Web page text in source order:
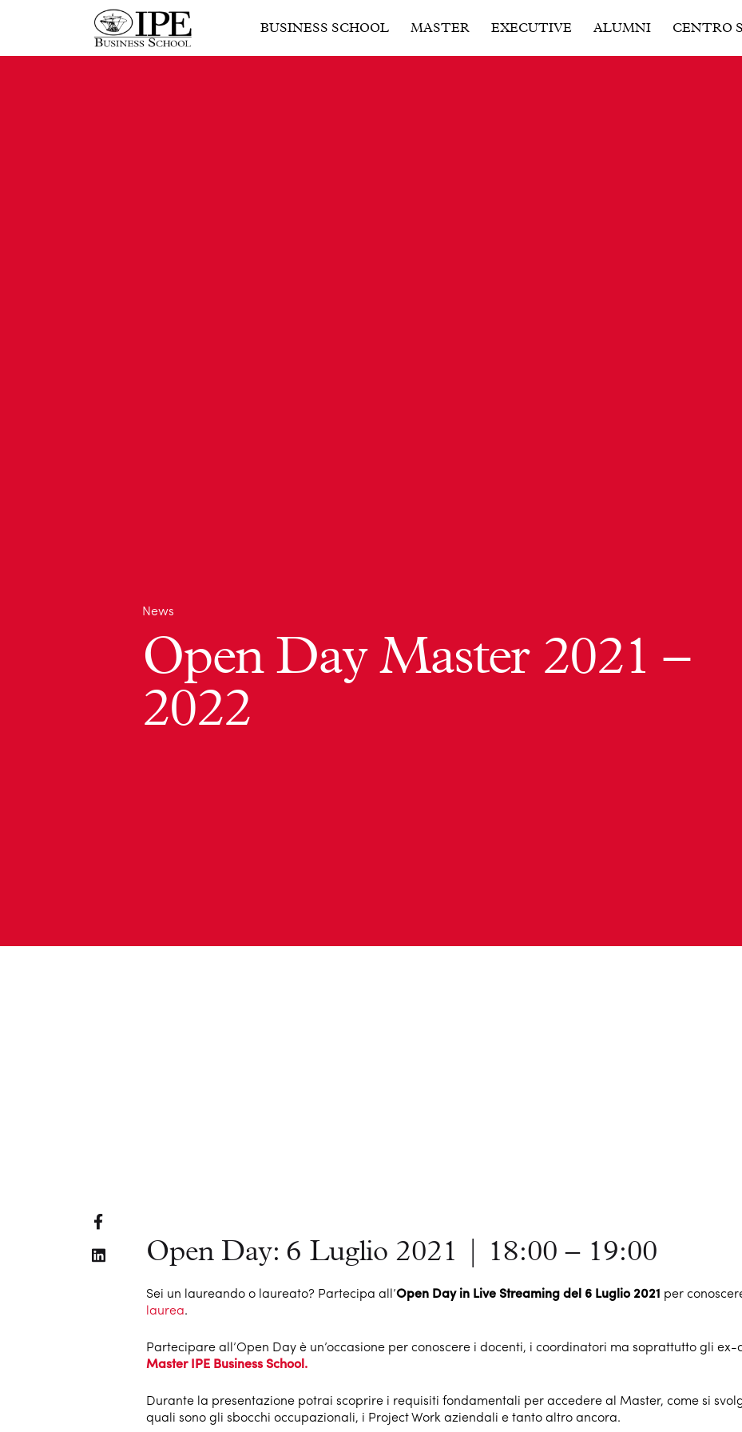
BUSINESS SCHOOL MASTER EXECUTIVE ALUMNI CENTRO
News
Open Day Master 2021 –
2022
Open Day: 6 Luglio 2021 | 18:00 – 19:00
Sei un laureando o laureato? Partecipa all’Open Day in Live Streaming del 6 Luglio 2021 per
laurea.
Partecipare all’Open Day è un’occasione per conoscere i docenti, i coordinatori ma soprattutto gli ex-
Master IPE Business School.
Durante la presentazione potrai scoprire i requisiti fondamentali per accedere al Master, come si
quali sono gli sbocchi occupazionali, i Project Work aziendali e tanto altro ancora.